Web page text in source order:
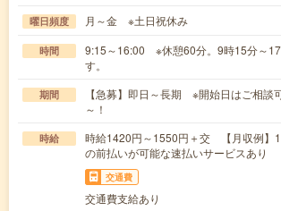
曜日頻度 月～金 ※土日祝休み
時間
9:15～16:00 ※休憩60分。9時15分～17
す。
期間
【急募】即日～長期 ※開始日はご相
～！
時給
時給1420円～1550円＋交 【月収例
の前払いが可能な速払いサービスあり
交通費
交通費支給あり